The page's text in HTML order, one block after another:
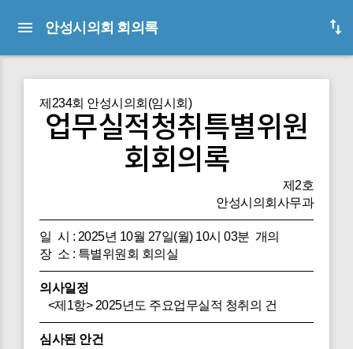
안성시의회 회의록
제234회 안성시의회(임시회)
업무실적청취특별위원
회회의록
제2호
안성시의회사무과
일 시 : 2025년 10월 27일(월) 10시 03분 개의
장 소 : 특별위원회 회의실
의사일정
<제1항> 2025년도 주요업무실적 청취의 건
심사된 안건